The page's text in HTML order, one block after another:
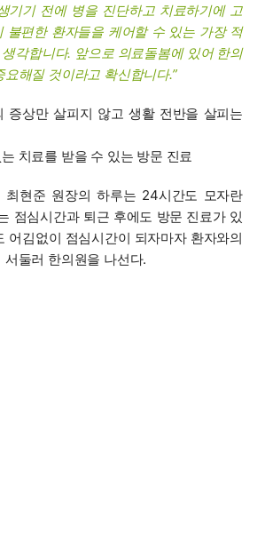
기기 전에 병을 진단하고 치료하기에 고
불편한 환자들을 케어할 수 있는 가장 적
각합니다. 앞으로 의료돌봄에 있어 한의
요해질 것이라고 확신합니다.”
증상만 살피지 않고 생활 전반을 살피는
치료를 받을 수 있는 방문 진료
최현준 원장의 하루는 24시간도 모자란
점심시간과 퇴근 후에도 방문 진료가 있
어김없이 점심시간이 되자마자 환자와의
둘러 한의원을 나선다.